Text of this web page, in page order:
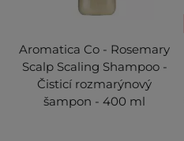
Aromatica Co - Rosemary
Scalp Scaling Shampoo -
Čisticí rozmarýnový
šampon - 400 ml